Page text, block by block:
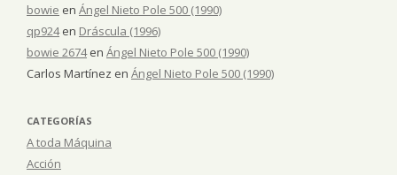
bowie en Ángel Nieto Pole 500 (1990)
qp924en Dráscula (1996)
bowie 2674en Ángel Nieto Pole 500 (1990)
Carlos Martínez en Ángel Nieto Pole 500 (1990)
CATEGORÍAS
A toda Máquina
Acción